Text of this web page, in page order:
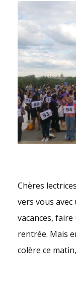
Chères
vers vous
vacances,
rentrée. Mais
colère ce